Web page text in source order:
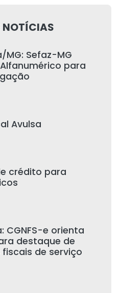
NOTÍCIAS
Sefaz-MG
para
Avulsa
crédito para
CGNFS-e orienta
destaque de
fiscais de serviço